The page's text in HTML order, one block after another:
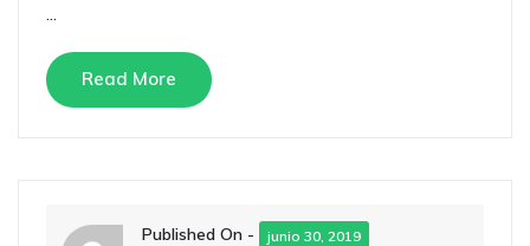
...
Read More
Published On - junio 30, 2019